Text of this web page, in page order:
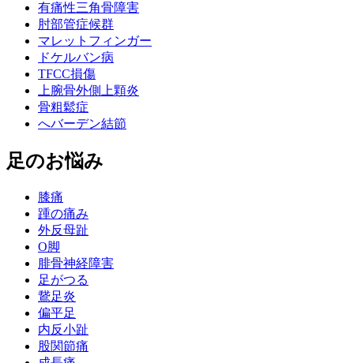
有痛性三角骨障害
肘部管症候群
マレットフィンガー
ドケルバン病
TFCC損傷
上腕骨外側上顆炎
骨粗鬆症
へバーデン結節
足のお悩み
膝痛
踵の痛み
外反母趾
О脚
腓骨神経障害
足がつる
鵞足炎
偏平足
内反小趾
股関節痛